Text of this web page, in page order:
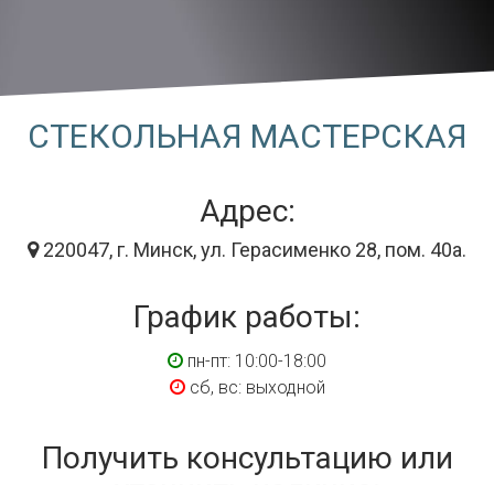
СТЕКОЛЬНАЯ МАСТЕРСКАЯ
Адрес:
220047, г. Минск, ул. Герасименко 28, пом. 40а.
График работы:
пн-пт: 10:00-18:00
сб, вс: выходной
Получить консультацию или